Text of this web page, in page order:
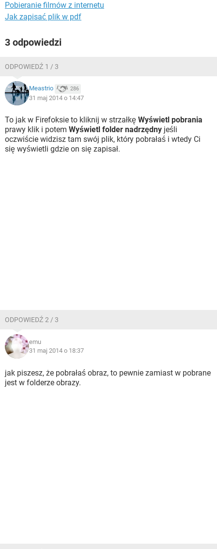
Pobieranie filmów z internetu
Jak zapisać plik w pdf
3 odpowiedzi
ODPOWIEDŹ 1 / 3
Meastrio 286
31 maj 2014 o 14:47
To jak w Firefoksie to kliknij w strzałkę Wyświetl pobrania
prawy klik i potem Wyświetl folder nadrzędny jeśli
oczwiście widzisz tam swój plik, który pobrałaś i wtedy Ci
się wyświetli gdzie on się zapisał.
ODPOWIEDŹ 2 / 3
emu
31 maj 2014 o 18:37
jak piszesz, że pobrałaś obraz, to pewnie zamiast w pobrane
jest w folderze obrazy.